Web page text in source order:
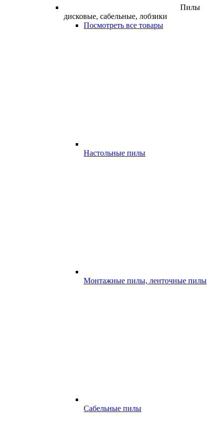
Пилы
дисковые, сабельные, лобзики
Посмотреть все товары
Настольные пилы
Монтажные пилы, ленточные пилы
Сабельные пилы